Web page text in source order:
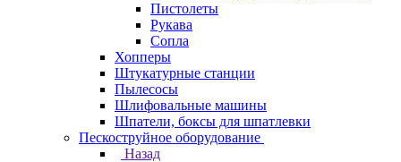
Пистолеты
Рукава
Сопла
Хопперы
Штукатурные станции
Пылесосы
Шлифовальные машины
Шпатели, боксы для шпатлевки
Пескоструйное оборудование
Назад